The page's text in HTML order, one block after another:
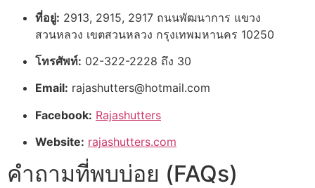
ที่อยู่: 2913, 2915, 2917 ถนนพัฒนาการ แขวง
สวนหลวง เขตสวนหลวง กรุงเทพมหานคร 10250
โทรศัพท์: 02-322-2228 ถึง 30
Email: rajashutters@hotmail.com
Facebook: Rajashutters
Website: rajashutters.com
คำถามที่พบบ่อย (FAQs)